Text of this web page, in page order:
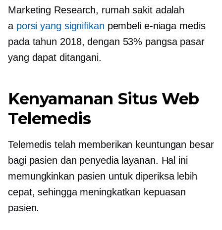
Marketing Research, rumah sakit adalah
a porsi yang signifikan pembeli e-niaga medis
pada tahun 2018, dengan 53% pangsa pasar
yang dapat ditangani.
Kenyamanan Situs Web
Telemedis
Telemedis telah memberikan keuntungan besar
bagi pasien dan penyedia layanan. Hal ini
memungkinkan pasien untuk diperiksa lebih
cepat, sehingga meningkatkan kepuasan
pasien.